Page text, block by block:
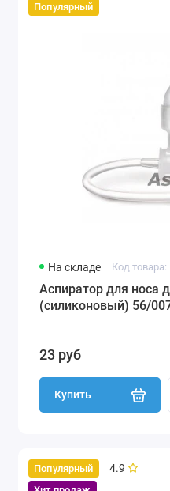
Популярный
На складе Код товара:
Аспиратор для носа
(силиконовый) 56/
23 руб
Купить
Популярный
4.9